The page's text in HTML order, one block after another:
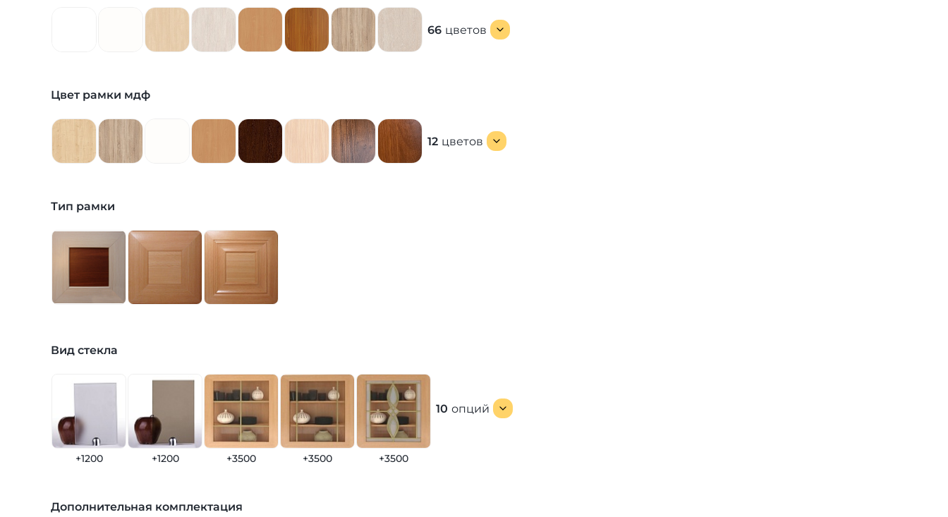
66 цветов
Цвет рамки мдф
12 цветов
Тип рамки
Вид стекла
+1200 +1200 +3500 +3500 +3500
10 опций
Дополнительная комплектация